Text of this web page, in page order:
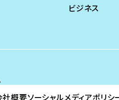
ビジネス
社概要ソーシャルメディアポリシ